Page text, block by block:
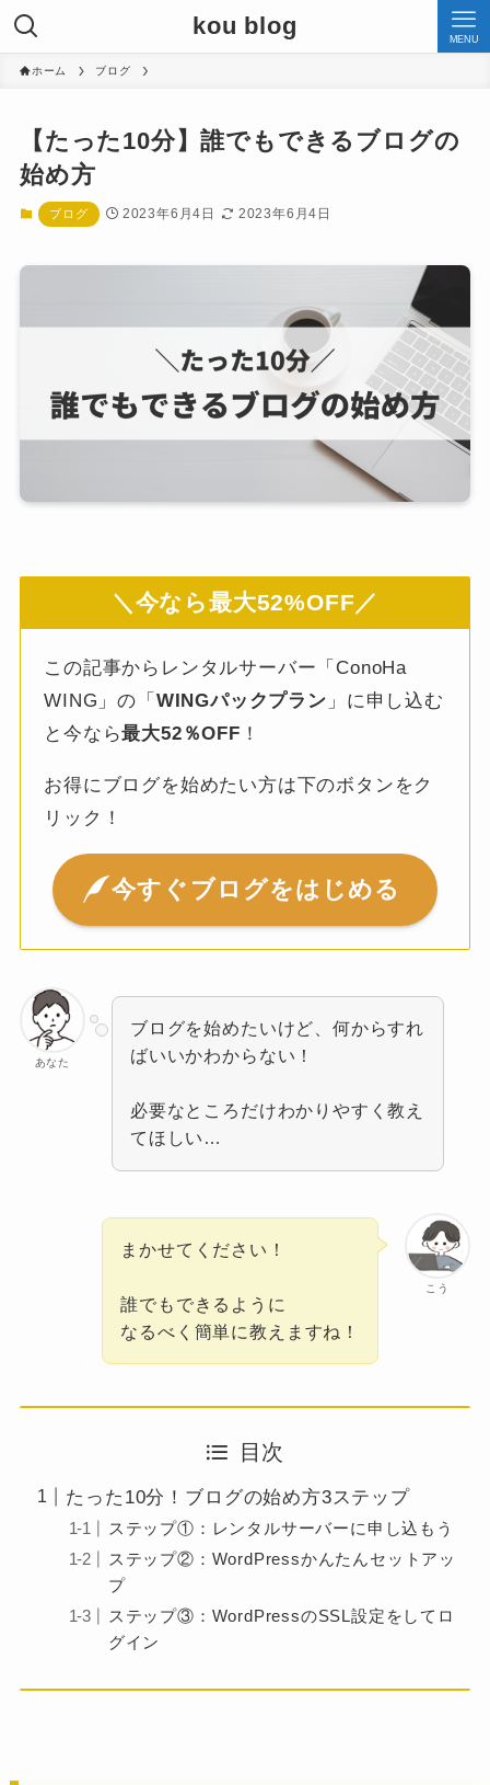
kou blog MENU
ホーム ブログ
【たった10分】誰でもできるブログの
始め方
ブログ 2023年6月4日 2023年6月4日
＼今なら最大52%OFF／
この記事からレンタルサーバー「ConoHa
WING」の「 WINGパックプラン 」に申し込む
と今なら最大52％OFF ！
お得にブログを始めたい方は下のボタンをク
リック！
今すぐブログをはじめる
あなた
ブログを始めたいけど、何からすれ
ばいいかわからない！
必要なところだけわかりやすく教え
てほしい…
こう
まかせてください！
誰でもできるように
なるべく簡単に教えますね！
目次
たった10分！ブログの始め方3ステップ
ステップ①：レンタルサーバーに申し込もう
ステップ②：WordPressかんたんセットアッ
プ
ステップ③：WordPressのSSL設定をしてロ
グイン